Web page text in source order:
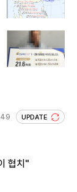
UPDATE
협치"